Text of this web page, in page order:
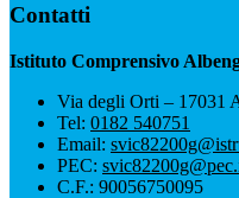
Contatti
Istituto Comprensivo
Via degli Orti – 17031
Tel: 0182 540751
Email:
PEC:
C.F.: 90056750095